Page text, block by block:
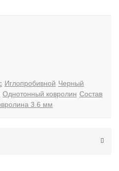
Иглопробивной Черный
Однотонный ковролин Состав
3.6 мм